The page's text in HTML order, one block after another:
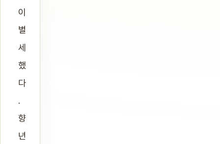
이
별
세
했
다
.
향
년